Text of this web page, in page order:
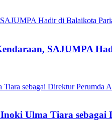
SAJUMPA
Ulma Tiara